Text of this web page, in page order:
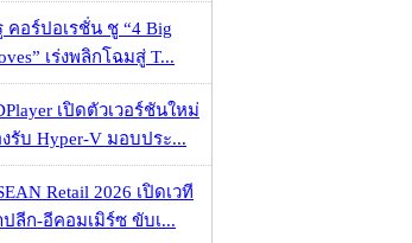
คอร์ปอเรชั่น ชู “4 Big
เร่งพลิกโฉมสู่ T...
เปิดตัวเวอร์ชันใหม่
งรับ Hyper-V มอบประ...
Retail 2026 เปิดเวที
ปลีก-อีคอมเมิร์ซ ขับเ...